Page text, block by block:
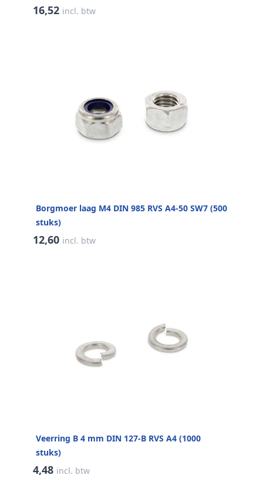
16,52 incl. btw
Borgmoer laag M4 DIN 985 RVS A4-50 SW7 (500
stuks)
12,60 incl. btw
Veerring B 4 mm DIN 127-B RVS A4 (1000
stuks)
4,48 incl. btw